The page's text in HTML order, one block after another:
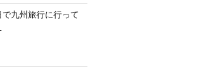
九州旅行に行って